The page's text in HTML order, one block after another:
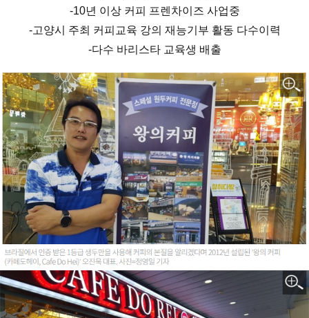
-10년 이상 커피 프렌차이즈 사업중
-고양시 주최 커피교육 강의 재능기부 활동 다수이력
-다수 바리스타 교육생 배출